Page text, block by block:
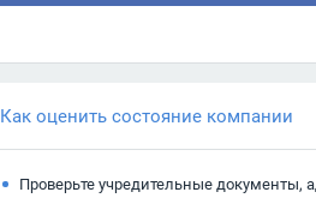
Как оценить состояние компании
Проверьте учредительные документы,